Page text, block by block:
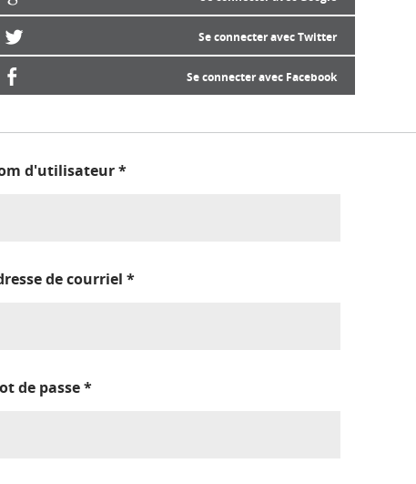
Se connecter avec Twitter
Se connecter avec Facebook
d'utilisateur*
de courriel *
de passe*